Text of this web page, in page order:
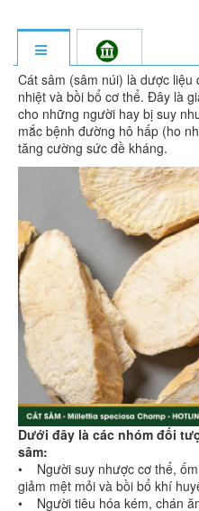
Cát sâm (sâm núi) là dược
nhiệt và bồi bổ cơ thể. Đây là
cho những người hay bị suy
mắc bệnh đường hô hấp (ho
tăng cường sức đề kháng.
Dưới đây là các nhóm đối
sâm:
• Người suy nhược cơ thể,
giảm mệt mỏi và bồi bổ khí
• Người tiêu hóa kém, chán